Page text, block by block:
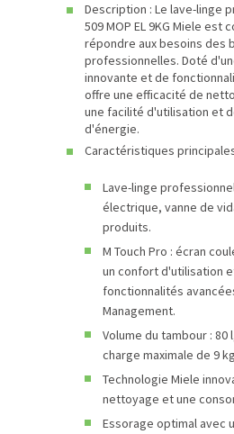
Description : Le lave-linge
509 MOP EL 9KG Miele est
répondre aux besoins des
professionnelles. Doté
innovante et de
offre une efficacité de
une facilité d'utilisation et
d'énergie.
Caractéristiques
Lave-linge
électrique, vanne de
produits.
M Touch Pro : écran
un confort d'utilisation
fonctionnalités
Management.
Volume du tambour :
charge maximale de 9
Technologie Miele
nettoyage et une
Essorage optimal avec